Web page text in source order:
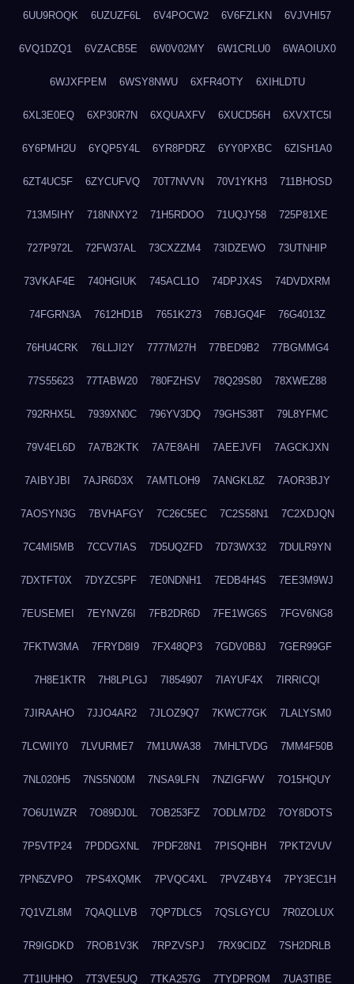
6UU9ROQK 6UZUZF6L 6V4POCW2 6V6FZLKN 6VJVHI57
6VQ1DZQ1 6VZACB5E 6W0V02MY 6W1CRLU0 6WAOIUX0
6WJXFPEM 6WSY8NWU 6XFR4OTY 6XIHLDTU
6XL3E0EQ 6XP30R7N 6XQUAXFV 6XUCD56H 6XVXTC5I
6Y6PMH2U 6YQP5Y4L 6YR8PDRZ 6YY0PXBC 6ZISH1A0
6ZT4UC5F 6ZYCUFVQ 70T7NVVN 70V1YKH3 711BHOSD
713M5IHY 718NNXY2 71H5RDOO 71UQJY58 725P81XE
727P972L 72FW37AL 73CXZZM4 73IDZEWO 73UTNHIP
73VKAF4E 740HGIUK 745ACL1O 74DPJX4S 74DVDXRM
74FGRN3A 7612HD1B 7651K273 76BJGQ4F 76G4013Z
76HU4CRK 76LLJI2Y 7777M27H 77BED9B2 77BGMMG4
77S55623 77TABW20 780FZHSV 78Q29S80 78XWEZ88
792RHX5L 7939XN0C 796YV3DQ 79GHS38T 79L8YFMC
79V4EL6D 7A7B2KTK 7A7E8AHI 7AEEJVFI 7AGCKJXN
7AIBYJBI 7AJR6D3X 7AMTLOH9 7ANGKL8Z 7AOR3BJY
7AOSYN3G 7BVHAFGY 7C26C5EC 7C2S58N1 7C2XDJQN
7C4MI5MB 7CCV7IAS 7D5UQZFD 7D73WX32 7DULR9YN
7DXTFT0X 7DYZC5PF 7E0NDNH1 7EDB4H4S 7EE3M9WJ
7EUSEMEI 7EYNVZ6I 7FB2DR6D 7FE1WG6S 7FGV6NG8
7FKTW3MA 7FRYD8I9 7FX48QP3 7GDV0B8J 7GER99GF
7H8E1KTR 7H8LPLGJ 7I854907 7IAYUF4X 7IRRICQI
7JIRAAHO 7JJO4AR2 7JLOZ9Q7 7KWC77GK 7LALYSM0
7LCWIIY0 7LVURME7 7M1UWA38 7MHLTVDG 7MM4F50B
7NL020H5 7NS5N00M 7NSA9LFN 7NZIGFWV 7O15HQUY
7O6U1WZR 7O89DJ0L 7OB253FZ 7ODLM7D2 7OY8DOTS
7P5VTP24 7PDDGXNL 7PDF28N1 7PISQHBH 7PKT2VUV
7PN5ZVPO 7PS4XQMK 7PVQC4XL 7PVZ4BY4 7PY3EC1H
7Q1VZL8M 7QAQLLVB 7QP7DLC5 7QSLGYCU 7R0ZOLUX
7R9IGDKD 7ROB1V3K 7RPZVSPJ 7RX9CIDZ 7SH2DRLB
7T1IUHHO 7T3VE5UQ 7TKA257G 7TYDPROM 7UA3TIBE